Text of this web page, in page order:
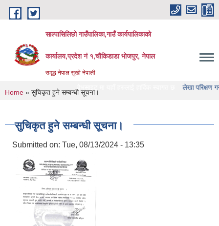
Skip to main content
साल्पासिलिछो गाउँपालिका,गाउँ कार्यपालिकाको
कार्यालय,प्रदेश नं १,चौकिडाडा भोजपुर, नेपाल
समृद्ध नेपाल सुखी नेपाली
गाउँपालिका को वेभसाइट मा यहाँ हरुलाई हार्दिक स्वागत छ लेखा परिक्षण गर्ने संस्था
You are here
Home » सुचिकृत हुने सम्बन्धी सूचना।
सुचिकृत हुने सम्बन्धी सूचना।
Submitted on: Tue, 08/13/2024 - 13:35